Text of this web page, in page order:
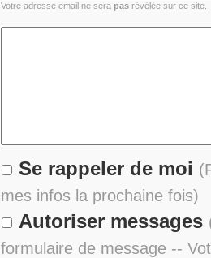
Votre adresse email ne serapas révélée sur ce site.
Se rappeler de moi
mes infos la prochaine fois)
Autoriser messages
formulaire de message --